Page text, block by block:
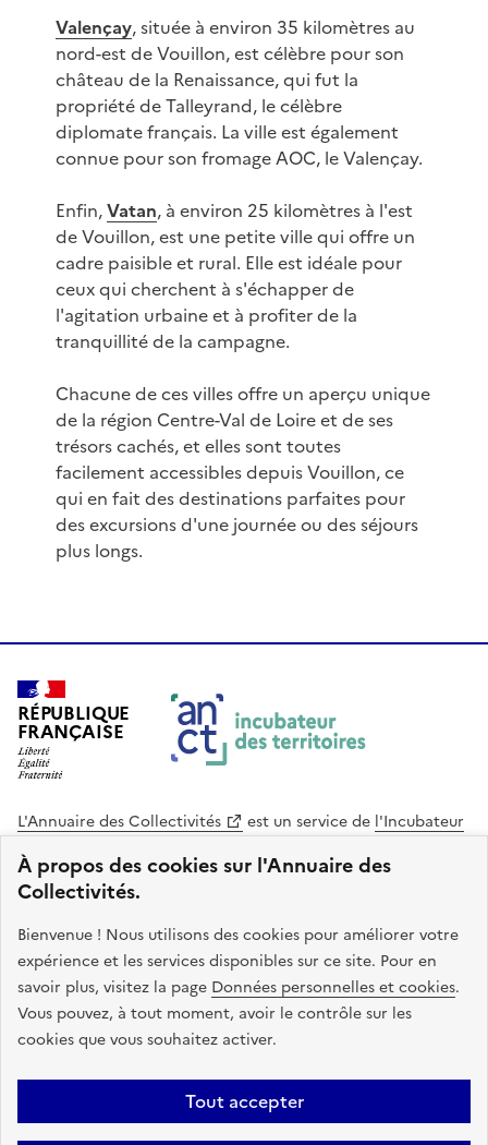
À propos des cookies sur l'Annuaire des
Collectivités.
Bienvenue ! Nous utilisons des cookies pour améliorer votre
expérience et les services disponibles sur ce site. Pour en
savoir plus, visitez la page Données personnelles et cookies.
Vous pouvez, à tout moment, avoir le contrôle sur les
cookies que vous souhaitez activer.
Tout accepter
Valençay, située à environ 35 kilomètres au
nord-est de Vouillon, est célèbre pour son
château de la Renaissance, qui fut la
propriété de Talleyrand, le célèbre
diplomate français. La ville est également
connue pour son fromage AOC, le Valençay.
Enfin,Vatan, à environ 25 kilomètres à l'est
de Vouillon, est une petite ville qui offre un
cadre paisible et rural. Elle est idéale pour
ceux qui cherchent à s'échapper de
l'agitation urbaine et à profiter de la
tranquillité de la campagne.
Chacune de ces villes offre un aperçu unique
de la région Centre-Val de Loire et de ses
trésors cachés, et elles sont toutes
facilement accessibles depuis Vouillon, ce
qui en fait des destinations parfaites pour
des excursions d'une journée ou des séjours
plus longs.
RÉPUBLIQUE
FRANÇAISE
L'Annuaire des Collectivités est un service de l'Incubateur
des Territoires
Cohésion des Territoires
. Le code source de ce site web
est disponible en licence libre. Le design de ce site est conçu
avec le système de design de l’État.
legifrance.gouv.fr
info.gouv.fr
service-public.gouv.fr
data.gouv.fr
Plan du site Accessibilite : non conforme
Mentions légales
Politique de confidentialité
Gestion des cookies FAQ Kit de